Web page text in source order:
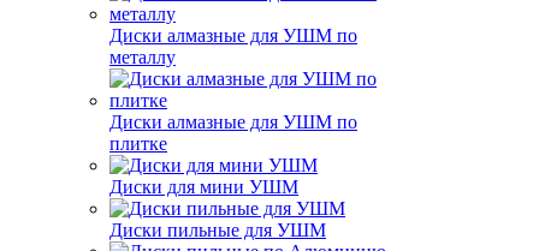
Диски алмазные для УШМ по
металлу
Диски алмазные для УШМ по
плитке
Диски для мини УШМ
Диски пильные для УШМ